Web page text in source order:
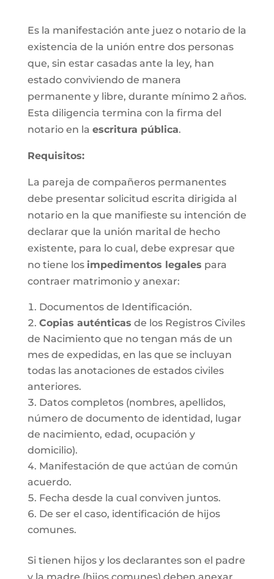
Es la manifestación ante juez o notario de la
existencia de la unión entre dos personas
que, sin estar casadas ante la ley, han
estado conviviendo de manera
permanente y libre, durante mínimo 2 años.
Esta diligencia termina con la firma del
notario en la escritura pública.
Requisitos:
La pareja de compañeros permanentes
debe presentar solicitud escrita dirigida al
notario en la que manifieste su intención de
declarar que la unión marital de hecho
existente, para lo cual, debe expresar que
no tiene los impedimentos legales para
contraer matrimonio y anexar:
Documentos de Identificación.
Copias auténticas de los Registros Civiles
de Nacimiento que no tengan más de un
mes de expedidas, en las que se incluyan
todas las anotaciones de estados civiles
anteriores.
Datos completos (nombres, apellidos,
número de documento de identidad, lugar
de nacimiento, edad, ocupación y
domicilio).
Manifestación de que actúan de común
acuerdo.
Fecha desde la cual conviven juntos.
De ser el caso, identificación de hijos
comunes.
Si tienen hijos y los declarantes son el padre